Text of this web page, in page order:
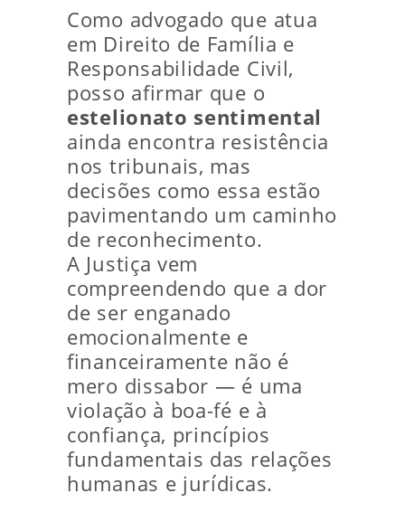
Como advogado que atua
em Direito de Família e
Responsabilidade Civil,
posso afirmar que o
estelionato sentimental
ainda encontra resistência
nos tribunais, mas
decisões como essa estão
pavimentando um caminho
de reconhecimento.
A Justiça vem
compreendendo que a dor
de ser enganado
emocionalmente e
financeiramente não é
mero dissabor — é uma
violação à boa-fé e à
confiança, princípios
fundamentais das relações
humanas e jurídicas.